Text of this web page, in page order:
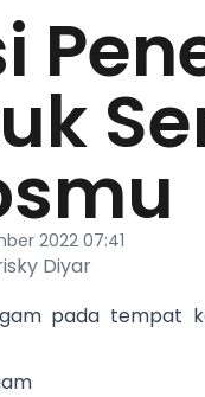
2022 07:41
Diyar
pada tempat